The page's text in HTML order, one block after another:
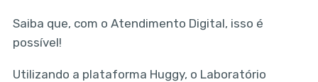
Saiba que, com o Atendimento Digital, isso é
possível!
Utilizando a plataforma Huggy, o Laboratório